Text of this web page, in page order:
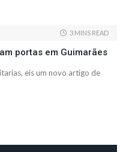
3 MINS READ
portas em Guimarães
eis um novo artigo de